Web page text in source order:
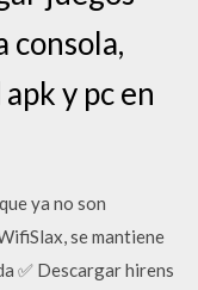
consola,
y pc en
ya no son
se mantiene
✅ Descargar hirens